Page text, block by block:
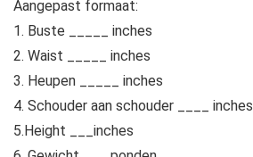
Aangepast formaat:
1. Buste _____ inches
2. Waist _____ inches
3. Heupen _____ inches
4. Schouder aan schouder ____ inches
5.Height ___inches